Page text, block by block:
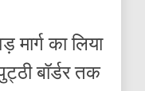
मार्ग का लिया
बॉर्डर तक